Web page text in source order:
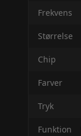
Frekvens
Størrelse
Chip
Farver
Tryk
Funktion